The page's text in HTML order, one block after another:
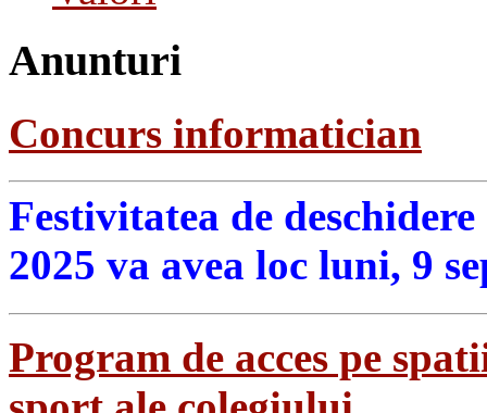
Anunturi
Concurs informatician
Festivitatea de
2025 va avea loc luni, 9
Program de acces pe